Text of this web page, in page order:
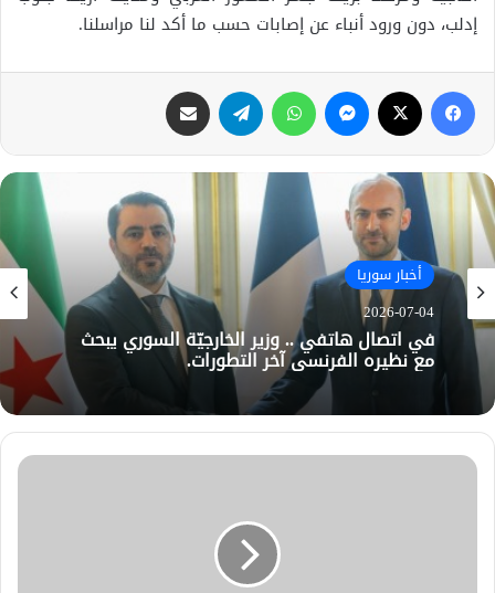
إدلب، دون ورود أنباء عن إصابات حسب ما أكد لنا مراسلنا.
فيسبوك ماسنجر واتساب تيلقرام
أخبار سوريا
2026-07-04
في اتصال هاتفي .. وزير الخارجيّة السوري يبحث
مع نظيره الفرنسي آخر التطورات.